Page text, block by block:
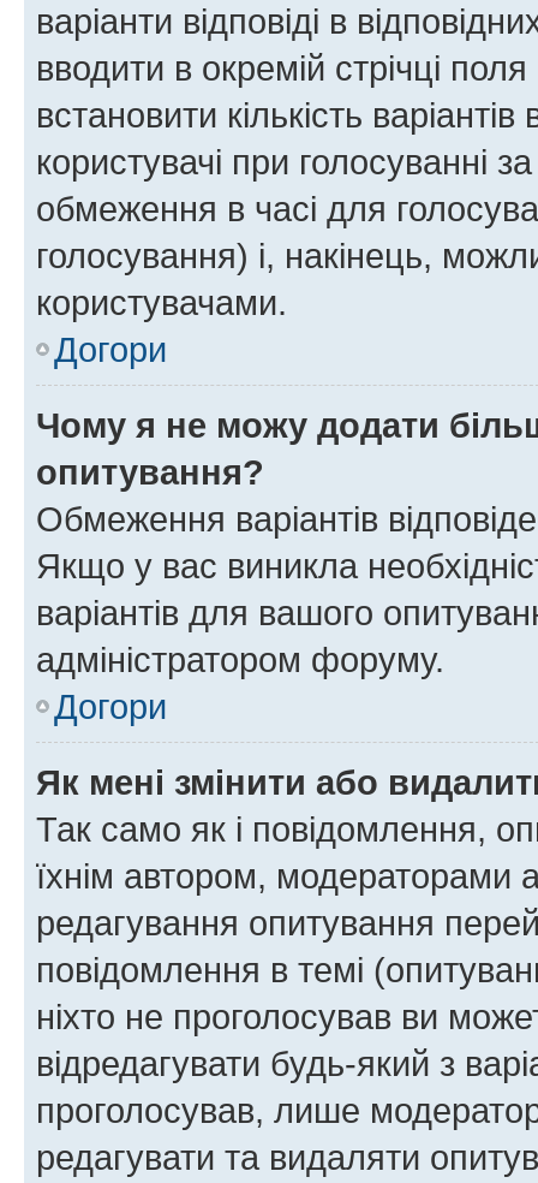
варіанти відповіді в
вводити в окремій стрічці
встановити кількість
користувачі при голосуванні
обмеження в часі для
голосування) і, накінець,
користувачами.
Догори
Чому я не можу додати
опитування?
Обмеження варіантів
Якщо у вас виникла
варіантів для вашого
адміністратором форуму.
Догори
Як мені змінити або
Так само як і повідомлення,
їхнім автором, модераторами
редагування опитування
повідомлення в темі
ніхто не проголосував ви
відредагувати будь-який з
проголосував, лише
редагувати та видаляти